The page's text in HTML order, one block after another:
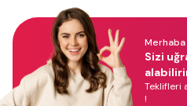
Merhaba
Sizi
Teklifleri
!